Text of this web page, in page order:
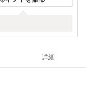
詳細